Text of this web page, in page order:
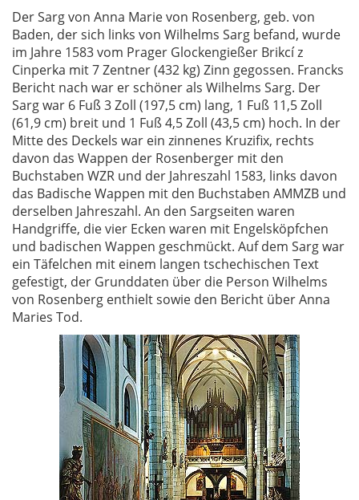
Der Sarg von Anna Marie von Rosenberg, geb. von
Baden, der sich links von Wilhelms Sarg befand, wurde
im Jahre 1583 vom Prager Glockengießer Brikcí z
Cinperka mit 7 Zentner (432 kg) Zinn gegossen. Francks
Bericht nach war er schöner als Wilhelms Sarg. Der
Sarg war 6 Fuß 3 Zoll (197,5 cm) lang, 1 Fuß 11,5 Zoll
(61,9 cm) breit und 1 Fuß 4,5 Zoll (43,5 cm) hoch. In der
Mitte des Deckels war ein zinnenes Kruzifix, rechts
davon das Wappen der Rosenberger mit den
Buchstaben WZR und der Jahreszahl 1583, links davon
das Badische Wappen mit den Buchstaben AMMZB und
derselben Jahreszahl. An den Sargseiten waren
Handgriffe, die vier Ecken waren mit Engelsköpfchen
und badischen Wappen geschmückt. Auf dem Sarg war
ein Täfelchen mit einem langen tschechischen Text
gefestigt, der Grunddaten über die Person Wilhelms
von Rosenberg enthielt sowie den Bericht über Anna
Maries Tod.